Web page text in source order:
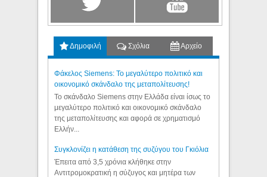
Δημοφιλή Σχόλια Αρχείο
Φάκελος Siemens: Το μεγαλύτερο πολιτικό και
οικονομικό σκάνδαλο της μεταπολίτευσης!
Το σκάνδαλο Siemens στην Ελλάδα είναι ίσως το
μεγαλύτερο πολιτικό και οικονομικό σκάνδαλο
της μεταπολίτευσης και αφορά σε χρηματισμό
Ελλήν...
Συγκλονίζει η κατάθεση της συζύγου του Γκιόλια
Έπειτα από 3,5 χρόνια κλήθηκε στην
Αντιτρομοκρατική η σύζυγος και μητέρα των